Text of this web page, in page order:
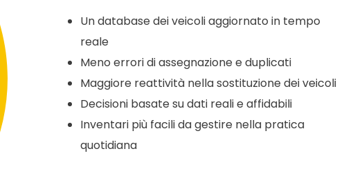
Un database dei veicoli aggiornato in tempo
reale
Meno errori di assegnazione e duplicati
Maggiore reattività nella sostituzione dei veicoli
Decisioni basate su dati reali e affidabili
Inventari più facili da gestire nella pratica
quotidiana